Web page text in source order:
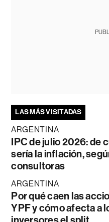
LAS MÁS VISITADAS
ARGENTINA
IPC de julio 2026: de
sería la inflación,
consultoras
ARGENTINA
Por qué caen las
YPF y cómo afecta a